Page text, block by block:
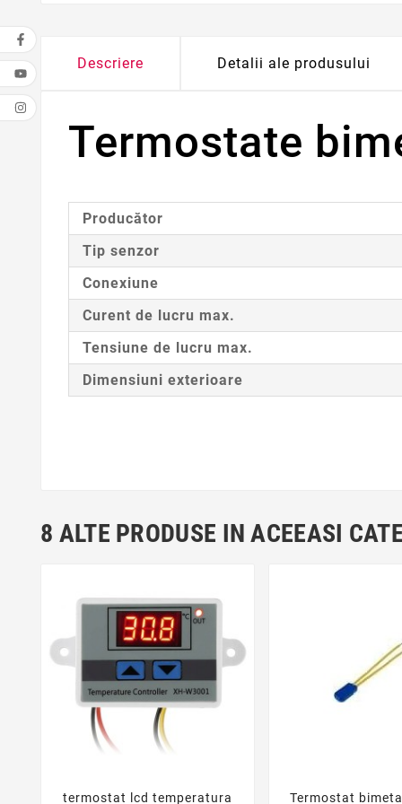
Descriere Detalii ale produsului
Termostate
Producător
Tip senzor
Conexiune
Curent de lucru max.
Tensiune de lucru max.
Dimensiuni exterioare
8 ALTE PRODUSE IN ACEEASI
termostat lcd temperatura Termostat